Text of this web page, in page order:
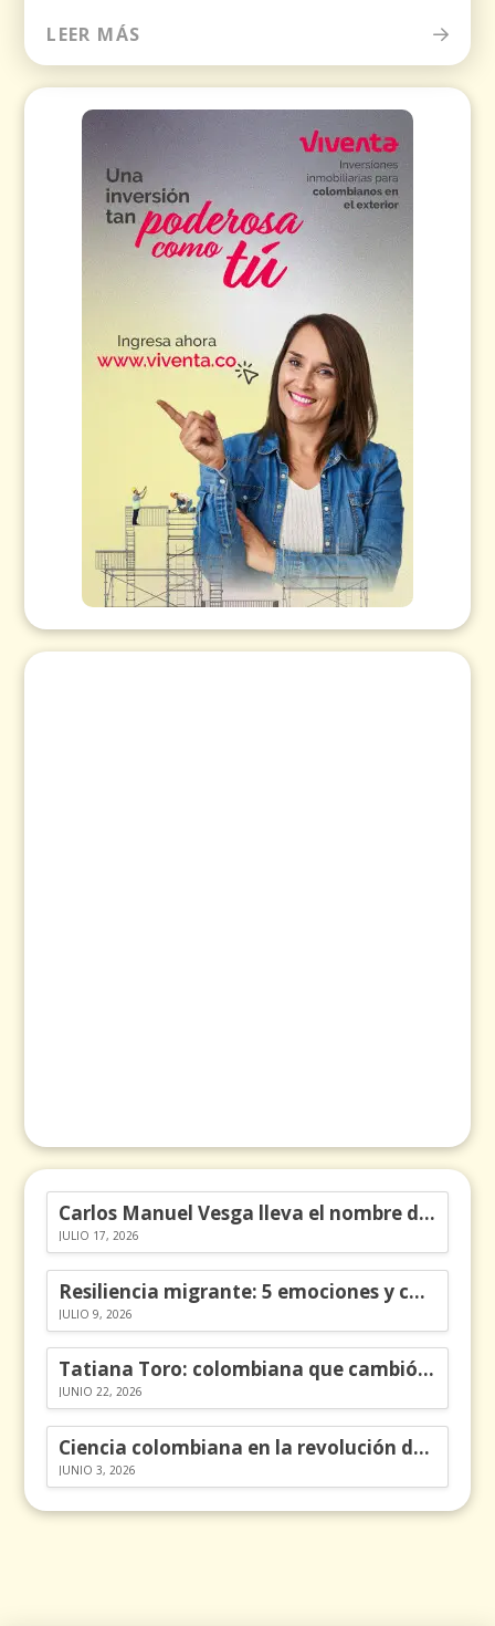
LEER MÁS
Carlos Manuel Vesga lleva el nombre de Colombia a los Emmy
JULIO 17, 2026
Resiliencia migrante: 5 emociones y cómo gestionarlas
JULIO 9, 2026
Tatiana Toro: colombiana que cambió la historia de las matemáticas
JUNIO 22, 2026
Ciencia colombiana en la revolución de los órganos en chips
JUNIO 3, 2026